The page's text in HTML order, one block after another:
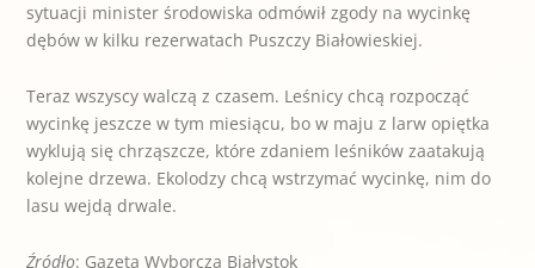
sytuacji minister środowiska odmówił zgody na wycinkę
dębów w kilku rezerwatach Puszczy Białowieskiej.
Teraz wszyscy walczą z czasem. Leśnicy chcą rozpocząć
wycinkę jeszcze w tym miesiącu, bo w maju z larw opiętka
wyklują się chrząszcze, które zdaniem leśników zaatakują
kolejne drzewa. Ekolodzy chcą wstrzymać wycinkę, nim do
lasu wejdą drwale.
Źródło: Gazeta Wyborcza Białystok